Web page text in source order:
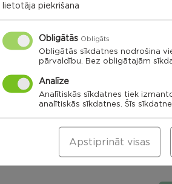
tās ziemeļu
–
bet
kartes, lai
lietotāja piekrišana
Obligātās Obligāts
Obligātās sīkdatnes nodrošina
pārvaldību. Bez obligātajām
Analīze
Analītiskās sīkdatnes tiek
analītiskās sīkdatnes. Šīs
Apstiprināt visas